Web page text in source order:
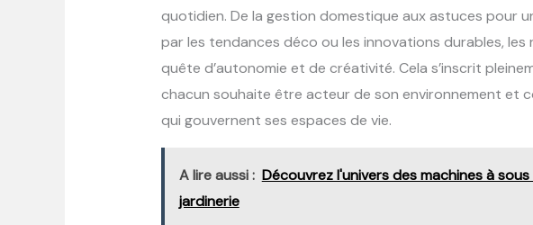
quotidien. De la gestion domestique aux astuces pour
par les tendances déco ou les innovations durables,
quête d’autonomie et de créativité. Cela s’inscrit
chacun souhaite être acteur de son environnement et
qui gouvernent ses espaces de vie.
A lire aussi : Découvrez l'univers des machines à
jardinerie